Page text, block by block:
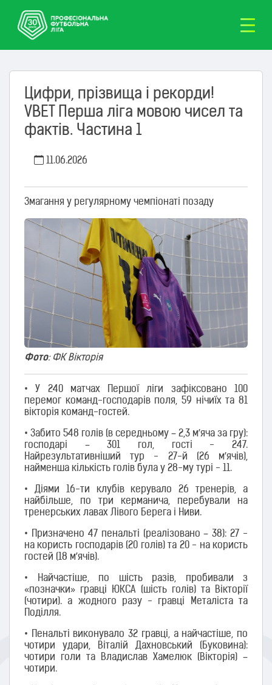
Цифри, прізвища і рекорди!
VBET Перша ліга мовою чисел та
фактів. Частина 1
11.06.2026
Змагання у регулярному чемпіонаті позаду
Фото: ФК Вікторія
•​ У 240 матчах Першої ліги зафіксовано 100
перемог команд-господарів поля, 59 нічиїх та 81
вікторія команд-гостей.
•​ Забито 548 голів (в середньому – 2,3 м’яча за гру):
господарі – 301 гол, гості - 247.
Найрезультативніший тур - 27-й (26 м’ячів),
найменша кількість голів була у 28-му турі - 11.
•​ Діями 16-ти клубів керувало 26 тренерів, а
найбільше, по три керманича, перебували на
тренерських лавах Лівого Берега і Ниви.
•​ Призначено 47 пенальті (реалізовано – 38): 27 -
на користь господарів (20 голів) та 20 - на користь
гостей (18 м’ячів).
•​ Найчастіше, по шість разів, пробивали з
«позначки» гравці ЮКСА (шість голів) та Вікторії
(чотири). а жодного разу - гравці Металіста та
Поділля.
•​ Пенальті виконувало 32 гравці, а найчастіше, по
чотири удари, Віталій Дахновський (Буковина):
чотири голи та Владислав Хамелюк (Вікторія) –
чотири.